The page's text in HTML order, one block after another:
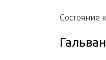
Состояние